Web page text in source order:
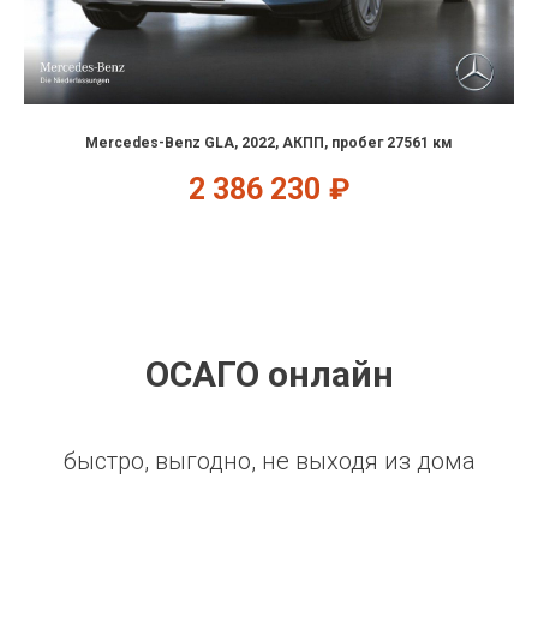
Mercedes-Benz GLA, 2022, АКПП, пробег 27561 км
2 386 230 ₽
ОСАГО онлайн
быстро, выгодно, не выходя из дома